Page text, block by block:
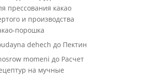
прессования какао
и производства
порошка
dehech до Пектин
momeni до Расчет
на мучные